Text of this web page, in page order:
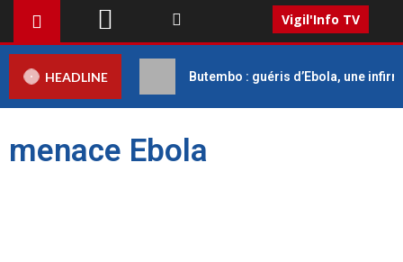
Vigil'Info TV
HEADLINE Butembo : guéris d’Ebola, une
menace Ebola